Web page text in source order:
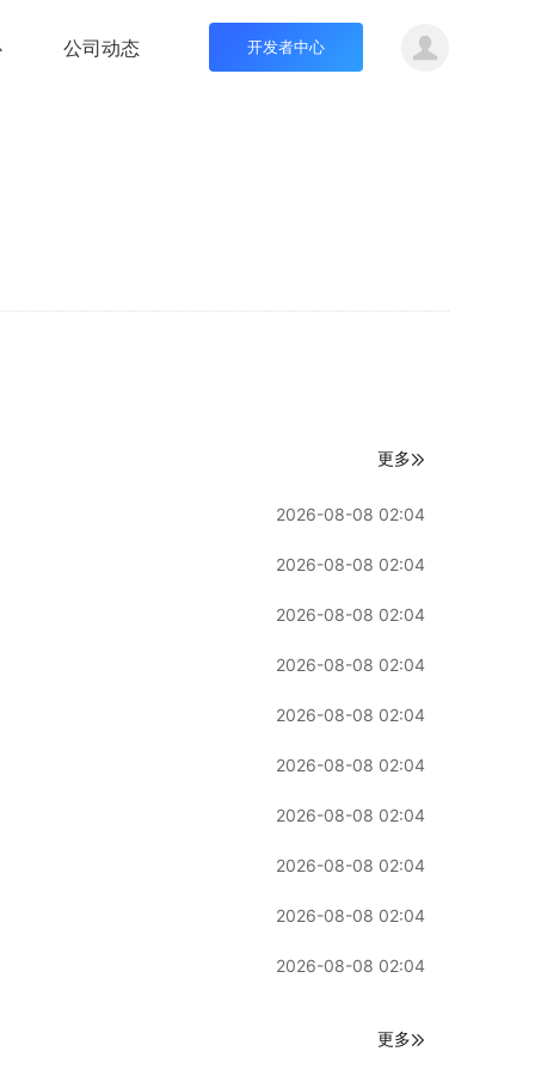
公司动态 开发者中心
更多
2026-08-08 02:04
2026-08-08 02:04
2026-08-08 02:04
2026-08-08 02:04
2026-08-08 02:04
2026-08-08 02:04
2026-08-08 02:04
2026-08-08 02:04
2026-08-08 02:04
2026-08-08 02:04
更多